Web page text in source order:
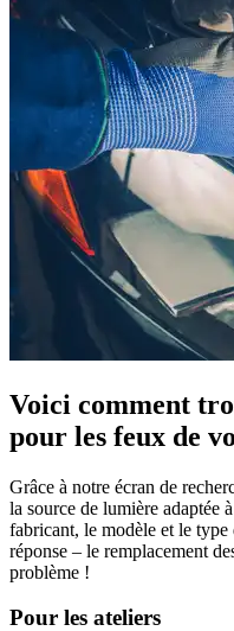
Voici comment
pour les feux de
Grâce à notre écran de
la source de lumière
fabricant, le modèle et le
réponse – le remplacement
problème !
Pour les ateliers